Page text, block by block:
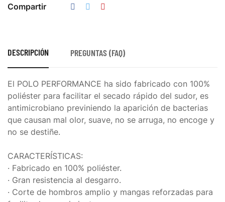
Compartir
DESCRIPCIÓN PREGUNTAS (FAQ)
El POLO PERFORMANCE ha sido fabricado con 100%
poliéster para facilitar el secado rápido del sudor, es
antimicrobiano previniendo la aparición de bacterias
que causan mal olor, suave, no se arruga, no encoge y
no se destiñe.
CARACTERÍSTICAS:
· Fabricado en 100% poliéster.
· Gran resistencia al desgarro.
· Corte de hombros amplio y mangas reforzadas para